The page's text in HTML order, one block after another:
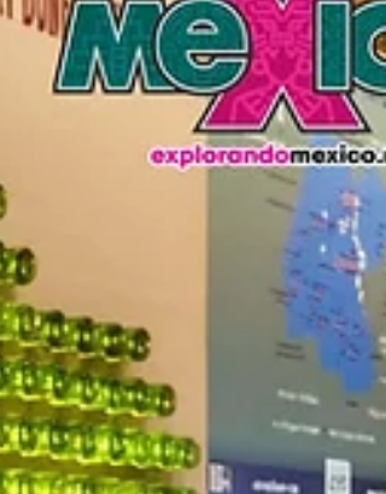
nacimiento de José Alfredo Jiménez.
Guanajuato, Gto. 30 de junio de 2026.- La
Gobernadora, Libia Dennise García Muñoz
Ledo, encabezó la ceremonia de la
Presentación de la edición 54